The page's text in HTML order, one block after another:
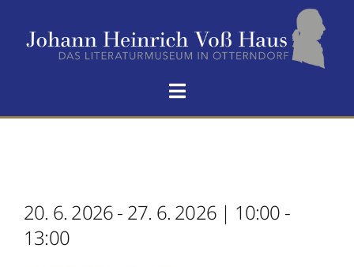
Inhalt
springen
Toggle
20. 6. 2026 - 27. 6. 2026 | 10:00 -
13:00